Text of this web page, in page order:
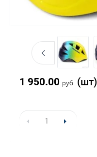
1 950.00 руб. (шт)